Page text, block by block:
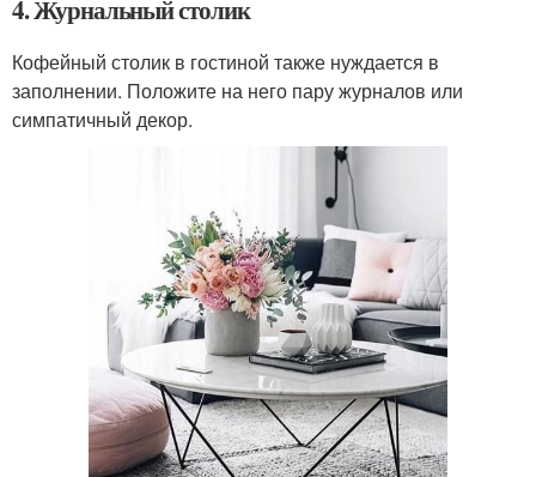
4. Журнальный столик
Кофейный столик в гостиной также нуждается в
заполнении. Положите на него пару журналов или
симпатичный декор.